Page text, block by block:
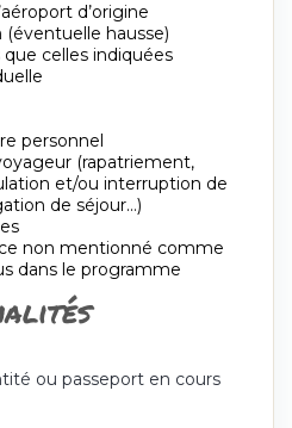
d’origine
(éventuelle hausse)
celles indiquées
personnel
(rapatriement,
et/ou interruption de
de séjour…)
non mentionné comme
dans le programme
ou passeport en cours